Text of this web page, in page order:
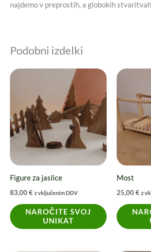
najdemo v preprostih, a globokih
Podobni izdelki
Figure za jaslice
83,00€ z vključenim DDV
NAROČITE SVOJ
UNIKAT
Most
25,00€ z